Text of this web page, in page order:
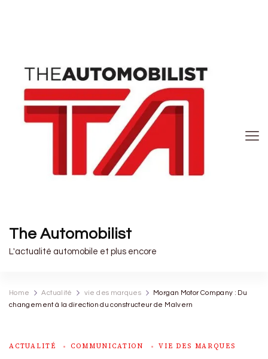
The Automobilist
L'actualité automobile et plus encore
Home Actualité vie des marques
Morgan Motor Company : Du
changement à la direction du constructeur de Malvern
ACTUALITÉ COMMUNICATION VIE DES MARQUES